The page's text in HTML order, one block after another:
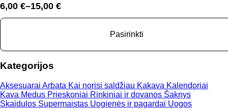
6,00 €–15,00 €
Price
range:
Pasirinkti
Kategorijos
Aksesuarai Arbata Kai norisi saldžiau Kakava Kalendoriai
Kava Medus Prieskoniai Rinkiniai ir dovanos Šaknys
Skaidulos Supermaistas Uogienės ir pagardai Uogos